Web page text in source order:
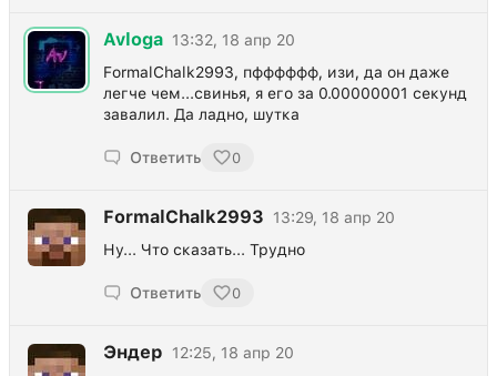
Avloga 13:32, 18 апр 20
FormalChalk2993, пфффффф, изи, да он даже
легче чем...свинья, я его за 0.00000001 секунд
завалил. Да ладно, шутка
Ответить 0
FormalChalk2993
13:29, 18 апр 20
Ну... Что сказать... Трудно
Ответить 0
Эндер
12:25, 18 апр 20